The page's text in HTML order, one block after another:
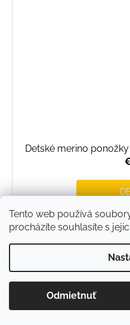
Tento web používá
procházíte souhlasíte s
Odmietnuť
Detské merino